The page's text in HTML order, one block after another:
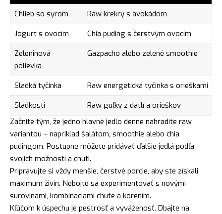
Chlieb so syrom
Raw krekry s avokádom
Jogurt s ovocím
Chia puding s čerstvým ovocím
Zeleninová
polievka
Gazpacho alebo zelené smoothie
Sladká tyčinka
Raw energetická tyčinka s orieškami
Sladkosti
Raw guľky z datlí a orieškov
Začnite tým, že jedno hlavné jedlo denne nahradíte raw
variantou – napríklad šalátom, smoothie alebo chia
pudingom. Postupne môžete pridávať ďalšie jedlá podľa
svojich možností a chuti.
Pripravujte si vždy menšie, čerstvé porcie, aby ste získali
maximum živín. Nebojte sa experimentovať s novými
surovinami, kombináciami chute a korením.
Kľúčom k úspechu je pestrosť a vyváženosť. Dbajte na